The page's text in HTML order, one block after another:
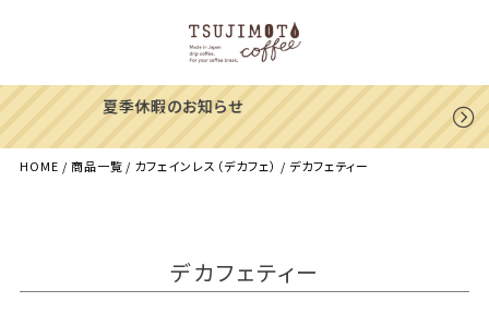
一部地域への配送遅延のご案内
HOME 商品一覧 カフェインレス（デカフェ） デカフェティー
デカフェティー